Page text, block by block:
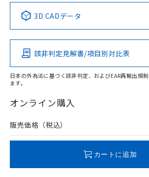
Pb Hg Cd
O
在庫等で未対応品が混在する可能性があ
問い合わせください。
この製品の規格認証/
その他の認証はこちらのページ
3D CADデータ
該非判定見解書/項目別対比表
日本の外為法に基づく該非判定、およびEAR再輸出規
ます。
オンライン購入
販売価格（税込）
カートに追加